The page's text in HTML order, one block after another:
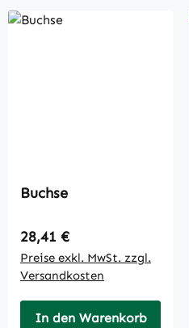
Buchse
Regulärer Preis:
28,41 €
Preise exkl. MwSt. zzgl.
Versandkosten
In den Warenkorb